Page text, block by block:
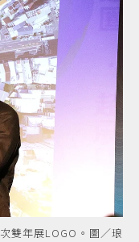
雙年展LOGO。圖／琅